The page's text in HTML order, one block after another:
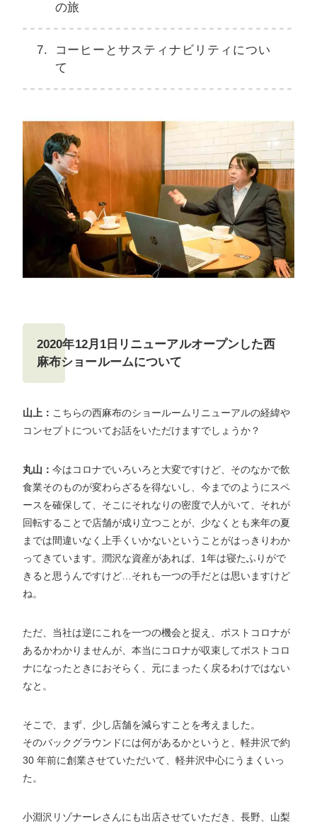
の旅
コーヒーとサスティナビリティについ
て
2020年12月1日リニューアルオープンした西
麻布ショールームについて
山上： こちらの西麻布のショールームリニューアルの経緯や
コンセプトについてお話をいただけますでしょうか？
丸山： 今はコロナでいろいろと大変ですけど、そのなかで飲
食業そのものが変わらざるを得ないし、今までのようにスペ
ースを確保して、そこにそれなりの密度で人がいて、それが
回転することで店舗が成り立つことが、少なくとも来年の夏
までは間違いなく上手くいかないということがはっきりわか
ってきています。潤沢な資産があれば、1年は寝たふりがで
きると思うんですけど…それも一つの手だとは思いますけど
ね。
ただ、当社は逆にこれを一つの機会と捉え、ポストコロナが
あるかわかりませんが、本当にコロナが収束してポストコロ
ナになったときにおそらく、元にまったく戻るわけではない
なと。
そこで、まず、少し店舗を減らすことを考えました。
そのバックグラウンドには何があるかというと、軽井沢で約
30 年前に創業させていただいて、軽井沢中心にうまくいっ
た。
小淵沢リゾナーレさんにも出店させていただき、長野、山梨